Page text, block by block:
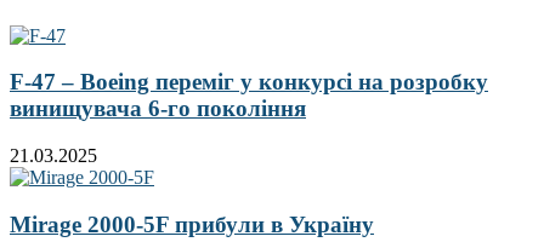
F-47 – Boeing переміг у конкурсі на розробку
винищувача 6-го покоління
21.03.2025
Mirage 2000-5F прибули в Україну